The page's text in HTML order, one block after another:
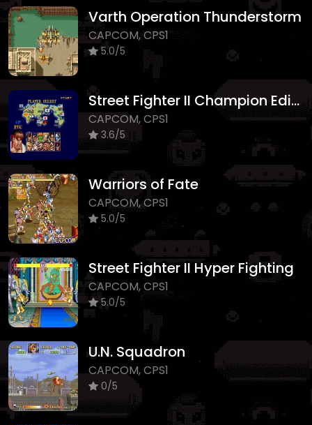
Varth Operation Thunderstorm
CAPCOM, CPS1
5.0/5
Street Fighter II Champion Edition
CAPCOM, CPS1
3.6/5
Warriors of Fate
CAPCOM, CPS1
5.0/5
Street Fighter II Hyper Fighting
CAPCOM, CPS1
5.0/5
U.N. Squadron
CAPCOM, CPS1
0/5